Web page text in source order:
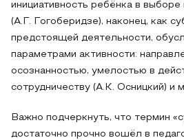
инициативность ребёнка в выборе
(А.Г. Гогоберидзе), наконец, как
предстоящей деятельности,
параметрами активности:
осознанностью, умелостью в
сотрудничеству (А.К. Осницкий) и
Важно подчеркнуть, что термин
достаточно прочно вошёл в